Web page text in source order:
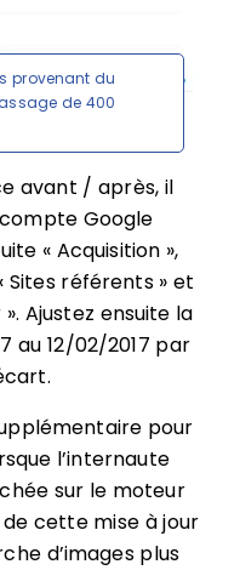
provenant du
de 400
avant / après, il
Google
« Acquisition »,
Sites référents » et
Ajustez ensuite la
au 12/02/2017 par
pour
l’internaute
sur le moteur
cette mise à jour
d’images plus